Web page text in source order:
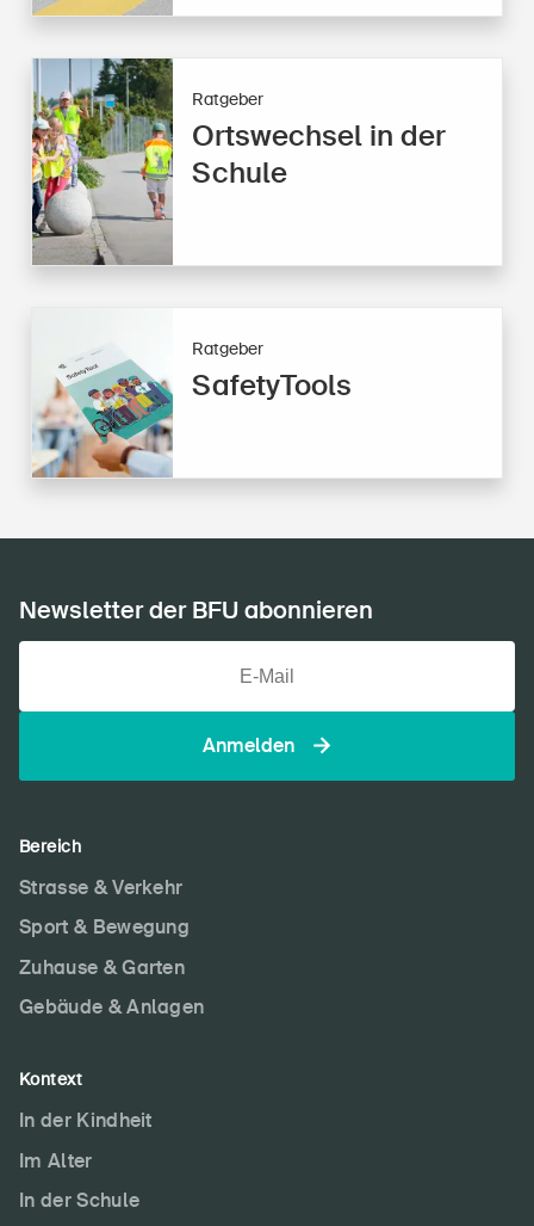
Ratgeber
Ortswechsel in der
Schule
Ratgeber
SafetyTools
Newsletter der BFU abonnieren
Anmelden
Bereich
Strasse & Verkehr
Sport & Bewegung
Zuhause & Garten
Gebäude & Anlagen
Kontext
In der Kindheit
Im Alter
In der Schule